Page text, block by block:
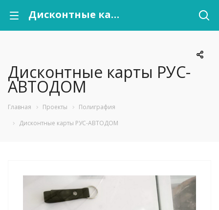
Дисконтные карты РУС-АВТОДОМ
Дисконтные карты РУС-
АВТОДОМ
Главная Проекты
Полиграфия
Дисконтные карты РУС-АВТОДОМ